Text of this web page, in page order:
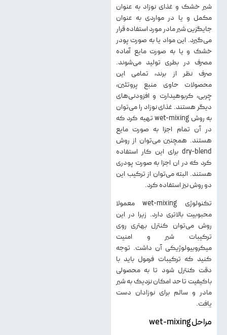
شیر خشک و غذای نوزاد به عنوان
مکمل و یا در مواردی به عنوان
جایگزین شیر مادر مورد استفاده قرار
می‌گیرد. این مواد یا به صورت پودر
خشک و یا به صورت مایع آماده
مصرف در بطری تولید می‌شوند.
صرف نظر از برند، تمامی این
محصولات حاوی منبع پروتئین،
چربی، کربوهیدارت و افزودنی‌های
دیگر هستند. غذای نوزاد را می‌توان
به روش wet-mixing تهیه کرد که
در آن تمام اجزا به صورت مایع
هستند. همچنین می‌توان از روش
dry-blend برای این کار استفاده
کرد که در ان اجزا به صورت پودری
هستند. البته می‌توان از ترکیب این
دو روش نیز استفاده کرد.
تکنولوژی wet-mixing معمولا
محبوبیت بالاتری دارد. زیرا در این
روش می‌توان کنترل بهتری روی
ترکیبات شیر و امنیت
میکروبیولوژیکی آن داشت. توجه
کنید که ترکیبات فرمول باید با
دقت کنترل شود تا به محصولی
باکیفیت تا حد امکان نزدیک به شیر
مادر و سالم برای نوزادان دست
یافت.
مراحل wet-mixing